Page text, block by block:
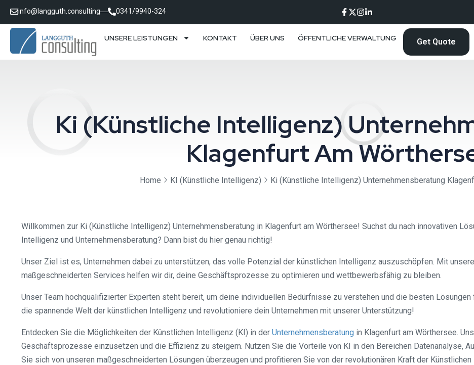
info@langguth.consulting 0341/9940-324
UNSERE LEISTUNGEN KONTAKT ÜBER UNS ÖFFENTLICHE VERWALTUNG Get Quote
Ki (Künstliche Intelligenz)
Klagenfurt Am
Home KI (Künstliche Intelligenz) Ki (Künstliche Intelligenz) Unternehmensberatung
Willkommen zur Ki (Künstliche Intelligenz) Unternehmensberatung in Klagenfurt am Wörthersee! Suchst du nach innovativen
Intelligenz und Unternehmensberatung? Dann bist du hier genau richtig!
Unser Ziel ist es, Unternehmen dabei zu unterstützen, das volle Potenzial der künstlichen Intelligenz auszuschöpfen. Mit
maßgeschneiderten Services helfen wir dir, deine Geschäftsprozesse zu optimieren und wettbewerbsfähig zu bleiben.
Unser Team hochqualifizierter Experten steht bereit, um deine individuellen Bedürfnisse zu verstehen und die besten
die spannende Welt der künstlichen Intelligenz und revolutioniere dein Unternehmen mit unserer Unterstützung!
Entdecken Sie die Möglichkeiten der Künstlichen Intelligenz (KI) in der Unternehmensberatung in Klagenfurt am Wörthersee.
Geschäftsprozesse einzusetzen und die Effizienz zu steigern. Nutzen Sie die Vorteile von KI in den Bereichen Datenanalyse,
Sie sich von unseren maßgeschneiderten Lösungen überzeugen und profitieren Sie von der revolutionären Kraft der